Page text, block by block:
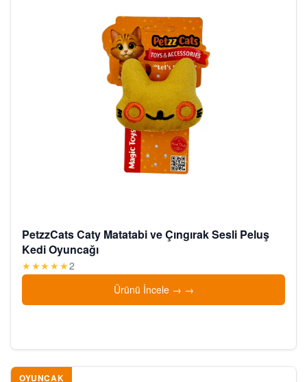
PetzzCats Caty Matatabi ve Çıngırak Sesli Peluş
Kedi Oyuncağı
★★★★★2
Ürünü İncele →
OYUNCAK